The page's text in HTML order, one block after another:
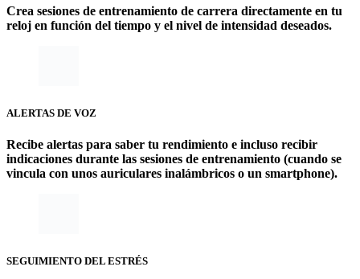
Crea sesiones de entrenamiento de carrera directamente en tu
reloj en función del tiempo y el nivel de intensidad deseados.
ALERTAS DE VOZ
Recibe alertas para saber tu rendimiento e incluso recibir
indicaciones durante las sesiones de entrenamiento (cuando se
vincula con unos auriculares inalámbricos o un smartphone).
SEGUIMIENTO DEL ESTRÉS